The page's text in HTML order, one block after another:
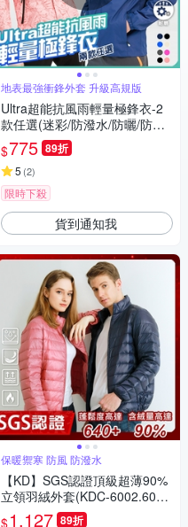
地表最強衝鋒外套 升級高規版
Ultra超能抗風雨輕量極鋒衣-2
款任選(迷彩/防潑水/防曬/防風/
抗UV)【KD】
$775 89折
5 (2)
限時下殺
貨到通知我
保暖禦寒 防風 防潑水
【KD】SGS認證頂級超薄90%
立領羽絨外套(KDC-6002.600
6)(禦寒/防潑水/換季)
$1,127 89折